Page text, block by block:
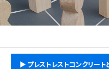
プレストレストコンクリート